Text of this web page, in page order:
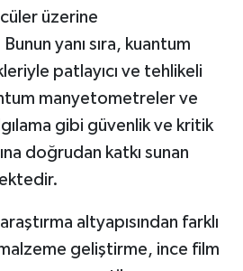
üzerine
yanı sıra, kuantum
patlayıcı ve tehlikeli
manyetometreler ve
gibi güvenlik ve kritik
doğrudan katkı sunan
altyapısından farklı
geliştirme, ince film